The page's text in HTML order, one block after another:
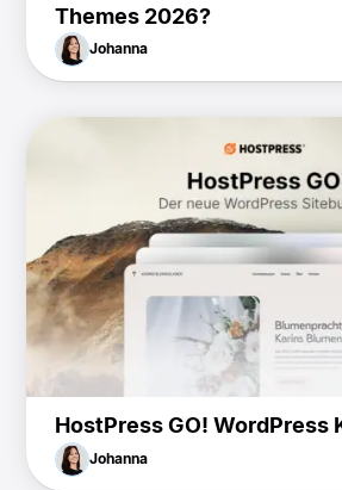
Themes 2026?
Johanna
HostPress GO! WordPress
Johanna